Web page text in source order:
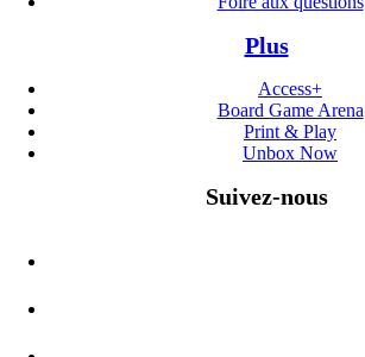
Plus
Access+
Board Game Arena
Print & Play
Unbox Now
Suivez-nous